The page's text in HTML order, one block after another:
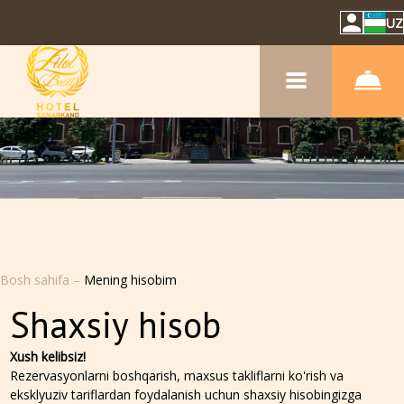
UZ
Bosh sahifa – Mening hisobim
Shaxsiy hisob
Xush kelibsiz!
Rezervasyonlarni boshqarish, maxsus takliflarni ko'rish va
eksklyuziv tariflardan foydalanish uchun shaxsiy hisobingizga